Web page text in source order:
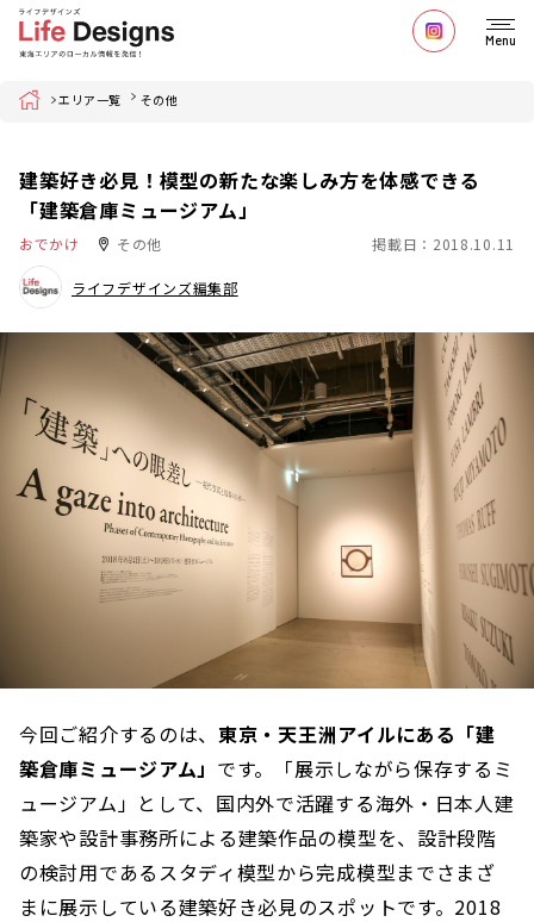
Menu
Home エリア一覧 その他
建築好き必見！模型の新たな楽しみ方を体感できる
「建築倉庫ミュージアム」
おでかけ その他 掲載日：2018.10.11
ライフデザインズ編集部
今回ご紹介するのは、 東京・天王洲アイルにある「建
築倉庫ミュージアム」 です。「展示しながら保存するミ
ュージアム」として、国内外で活躍する海外・日本人建
築家や設計事務所による建築作品の模型を、設計段階
の検討用であるスタディ模型から完成模型までさまざ
まに展示している建築好き必見のスポットです。2018